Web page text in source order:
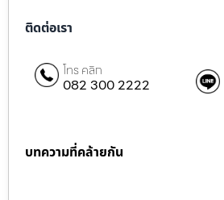
ติดต่อเรา
โทร คลิก
082 300 2222
บทความที่คล้ายกัน